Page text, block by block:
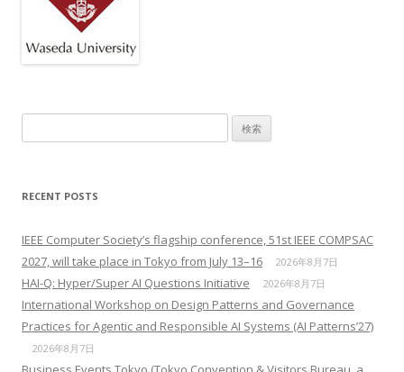
RECENT POSTS
IEEE Computer Society’s flagship conference, 51st IEEE COMPSAC
2027, will take place in Tokyo from July 13–16
2026年8月7日
HAI-Q: Hyper/Super AI Questions Initiative 2026年8月7日
International Workshop on Design Patterns and Governance
Practices for Agentic and Responsible AI Systems (AI Patterns’27)
2026年8月7日